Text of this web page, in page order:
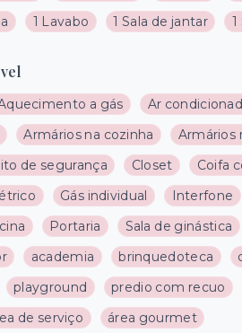
1 Lavabo 1 Sala de jantar
a gás Ar
Armários na cozinha Armários
de segurança Closet Coifa
Gás individual Interfone
Portaria Sala de ginástica
academia brinquedoteca
playground predio com recuo
de serviço área gourmet